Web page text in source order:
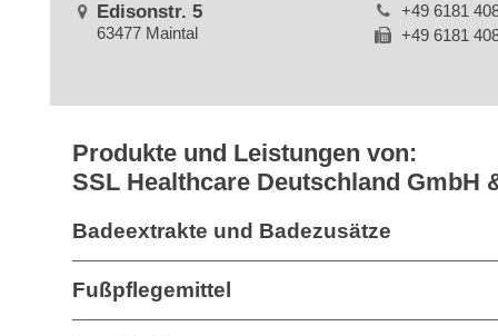
Edisonstr. 5
63477 Maintal
+49 6181
+49 6181
Produkte und Leistungen von:
SSL Healthcare Deutschland GmbH
Badeextrakte und Badezusätze
Fußpflegemittel